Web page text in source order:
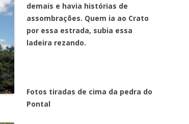
demais e havia histórias de
assombrações. Quem ia ao Crato
por essa estrada, subia essa
ladeira rezando.
Fotos tiradas de cima da pedra do
Pontal